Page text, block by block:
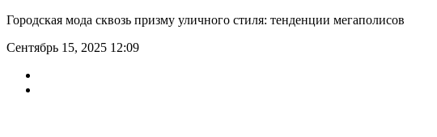
Городская мода сквозь призму уличного стиля: тенденции мегаполисов
Сентябрь 15, 2025 12:09